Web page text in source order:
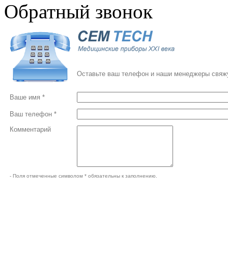
Обратный звонок
Оставьте ваш телефон и наши менеджеры
Ваше имя *
Ваш телефон *
Комментарий
- Поля отмеченные символом * обязательны к заполнению.